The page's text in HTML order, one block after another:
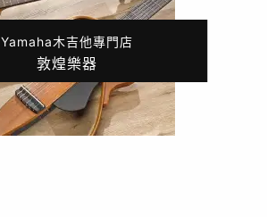
Yamaha木吉他專門店
敦煌樂器